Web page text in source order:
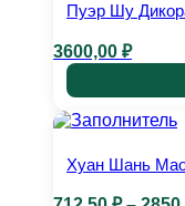
Пуэр Шу
3600,00 ₽
Хуан Шань